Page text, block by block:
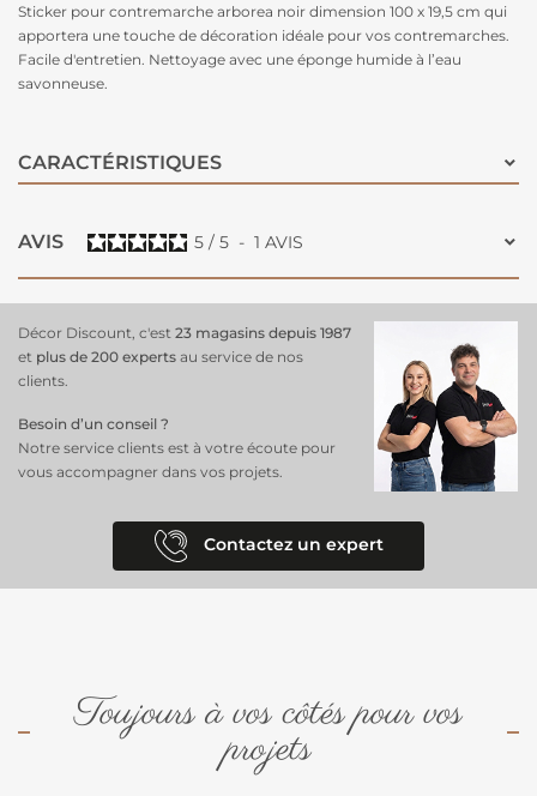
Sticker pour contremarche arborea noir dimension 100 x 19,5 cm qui
apportera une touche de décoration idéale pour vos contremarches.
Facile d'entretien. Nettoyage avec une éponge humide à l’eau
savonneuse.
CARACTÉRISTIQUES
AVIS 5 / 5 - 1 AVIS
Décor Discount, c'est 23 magasins depuis 1987
et plus de 200 experts au service de nos
clients.
Besoin d’un conseil ?
Notre service clients est à votre écoute pour
vous accompagner dans vos projets.
Contactez un expert
Toujours à vos côtés pour vos
projets